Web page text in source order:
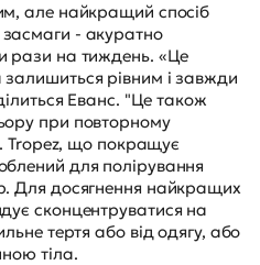
але найкращий спосіб
- акуратно
рази на тиждень. «Це
рівним і завжди
Еванс. "Це також
при повторному
Tropez, що покращує
для полірування
Для досягнення найкращих
сконцентруватися на
тертя або від одягу, або
тіла.